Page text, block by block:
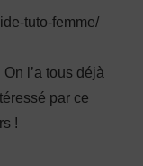
tuto-femme/
l’a tous déjà
par ce
!